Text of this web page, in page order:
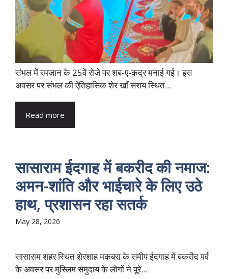
संभल में रमज़ान के 25वें रोज़े पर शब-ए-क़द्र मनाई गई। इस
अवसर पर संभल की ऐतिहासिक शेर खाँ सराय स्थित...
Read more
सासाराम ईदगाह में बकरीद की नमाज:
अमन-शांति और भाईचारे के लिए उठे
हाथ, प्रशासन रहा सतर्क
May 28, 2026
सासाराम शहर स्थित शेरशाह मकबरा के समीप ईदगाह में बकरीद पर्व
के अवसर पर मुस्लिम समुदाय के लोगों ने पूरे...